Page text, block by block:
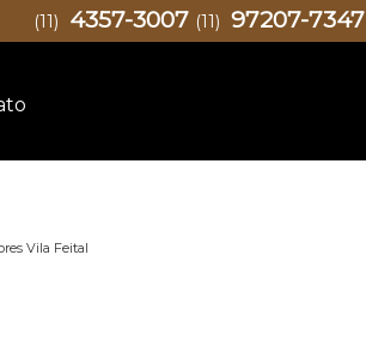
(11) 4357-3007 (11) 97207-7347
Vila Feital